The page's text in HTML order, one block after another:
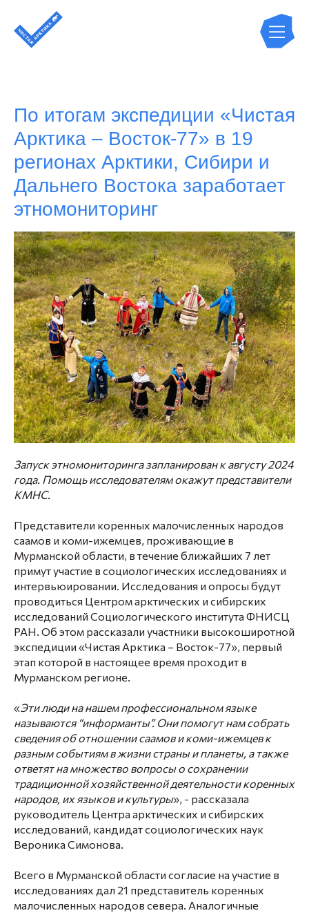
По итогам экспедиции «Чистая
Арктика – Восток-77» в 19
регионах Арктики, Сибири и
Дальнего Востока заработает
этномониторинг
Запуск этномониторинга запланирован к августу 2024
года. Помощь исследователям окажут представители
КМНС.
Представители коренных малочисленных народов
саамов и коми-ижемцев, проживающие в
Мурманской области, в течение ближайших 7 лет
примут участие в социологических исследованиях и
интервьюировании. Исследования и опросы будут
проводиться Центром арктических и сибирских
исследований Социологического института ФНИСЦ
РАН. Об этом рассказали участники высокоширотной
экспедиции «Чистая Арктика – Восток-77», первый
этап которой в настоящее время проходит в
Мурманском регионе.
«Эти люди на нашем профессиональном языке
называются “информанты”. Они помогут нам собрать
сведения об отношении саамов и коми-ижемцев к
разным событиям в жизни страны и планеты, а также
ответят на множество вопросы о сохранении
традиционной хозяйственной деятельности коренных
народов, их языков и культуры», - рассказала
руководитель Центра арктических и сибирских
исследований, кандидат социологических наук
Вероника Симонова.
Всего в Мурманской области согласие на участие в
исследованиях дал 21 представитель коренных
малочисленных народов севера. Аналогичные